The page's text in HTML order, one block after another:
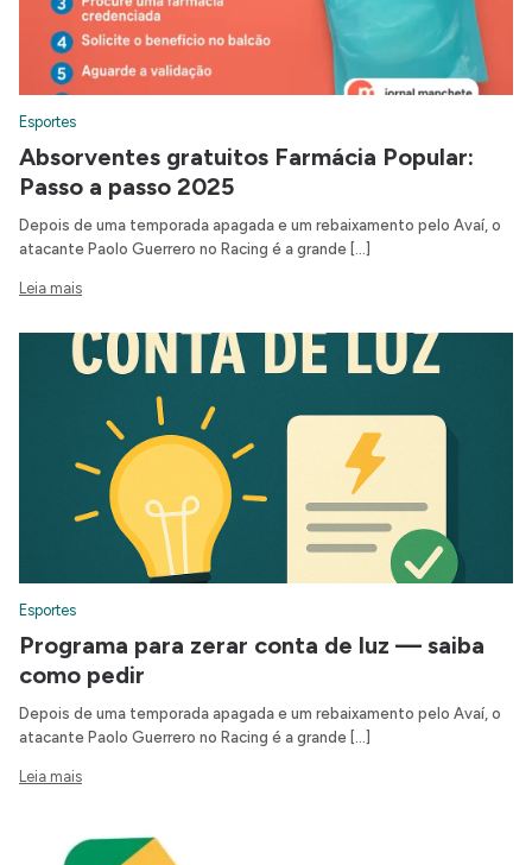
Esportes
Absorventes gratuitos Farmácia Popular:
Passo a passo 2025
Depois de uma temporada apagada e um rebaixamento pelo Avaí, o
atacante Paolo Guerrero no Racing é a grande […]
Leia mais
Esportes
Programa para zerar conta de luz — saiba
como pedir
Depois de uma temporada apagada e um rebaixamento pelo Avaí, o
atacante Paolo Guerrero no Racing é a grande […]
Leia mais